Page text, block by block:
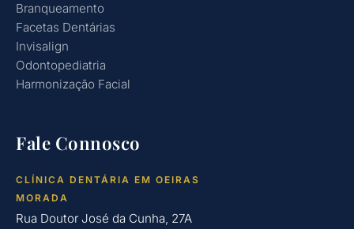
Branqueamento
Facetas Dentárias
Invisalign
Odontopediatria
Harmonização Facial
Fale Connosco
CLÍNICA DENTÁRIA EM OEIRAS
MORADA
Rua Doutor José da Cunha, 27A